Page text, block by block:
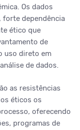
Os dados
forte dependência
ético que
de
uso direto em
de dados.
as resistências
éticos os
oferecendo
programas de